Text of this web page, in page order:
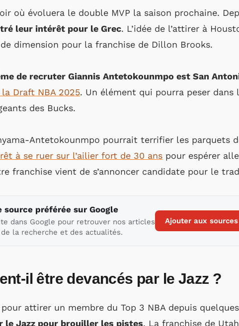
où évoluera le double MVP la saison prochaine.
leur intérêt pour le Grec. L’idée de l’attirer à
dimension pour la franchise de Dillon Brooks.
de recruter Giannis Antetokounmpo est San
Draft NBA 2025. Un élément qui pourra peser dans
des Bucks.
Antetokounmpo pourrait terrifier les parquets
à se ruer sur l’ailier fort de 30 ans pour espérer
franchise vient de s’annoncer candidate pour le
source préférée sur Google
dans Google pour retrouver nos articles
la recherche et des actualités.
Ajouter aux
il être devancés par le Jazz ?
attirer un membre du Top 3 NBA depuis
le Jazz pour brouiller les pistes. La franchise de